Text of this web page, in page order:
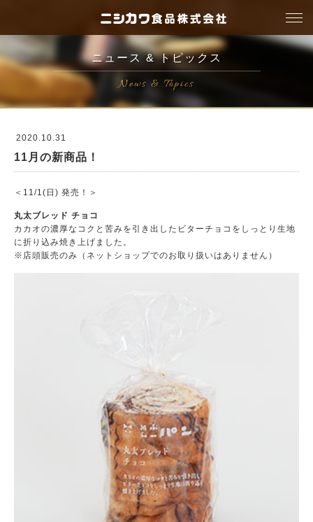
ニュース & トピックス
News & Topics
2020.10.31
11月の新商品！
＜11/1(日) 発売！＞
丸太ブレッド チョコ
カカオの濃厚なコクと苦みを引き出したビターチョコをしっとり生地
に折り込み焼き上げました。
※店頭販売のみ（ネットショップでのお取り扱いはありません）